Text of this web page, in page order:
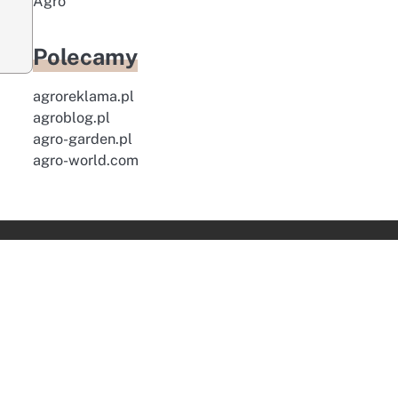
Polecamy
agroreklama.pl
agroblog.pl
agro-garden.pl
agro-world.com